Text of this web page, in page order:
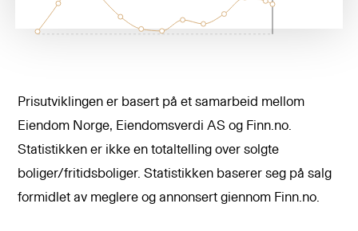
Prisutviklingen er basert på et samarbeid mellom
Eiendom Norge, Eiendomsverdi AS og Finn.no.
Statistikken er ikke en totaltelling over solgte
boliger/fritidsboliger. Statistikken baserer seg på salg
formidlet av meglere og annonsert giennom Finn.no.